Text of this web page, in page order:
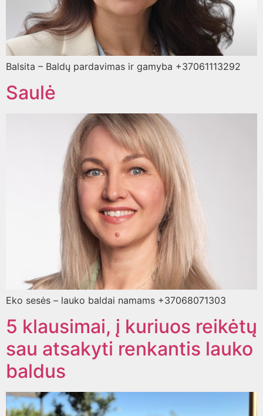
Balsita – Baldų pardavimas ir gamyba +37061113292
Saulė
Eko sesės – lauko baldai namams +37068071303
5 klausimai, į kuriuos reikėtų
sau atsakyti renkantis lauko
baldus